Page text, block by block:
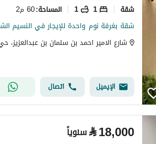
شقة 1
1 المساحة:60 م2
شقة بغرفة نوم واحدة للإيجار في النسيم
الإيميل اتصال
⃁18,000 سنوياً